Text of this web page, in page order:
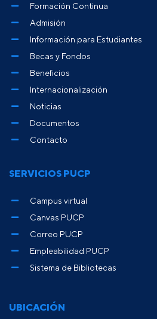
UBICACIÓN
Formación Continua
Admisión
Información para Estudiantes
Becas y Fondos
Beneficios
Internacionalización
Noticias
Documentos
Contacto
SERVICIOS PUCP
Campus virtual
Canvas PUCP
Correo PUCP
Empleabilidad PUCP
Sistema de Bibliotecas